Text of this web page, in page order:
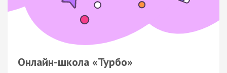
Онлайн-школа «Турбо»